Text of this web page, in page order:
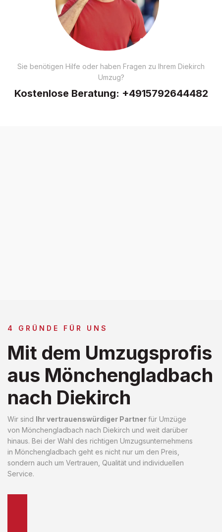
Sie benötigen Hilfe oder haben Fragen zu Ihrem Diekirch
Umzug?
Kostenlose Beratung: +4915792644482
4 GRÜNDE FÜR UNS
Mit dem Umzugsprofis
aus Mönchengladbach
nach Diekirch
Wir sind Ihr vertrauenswürdiger Partnerfür Umzüge
von Mönchengladbach nach Diekirch und weit darüber
hinaus. Bei der Wahl des richtigen Umzugsunternehmens
in Mönchengladbach geht es nicht nur um den Preis,
sondern auch um Vertrauen, Qualität und individuellen
Service.